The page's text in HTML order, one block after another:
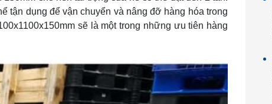
tận dụng để vận chuyển và nâng đỡ hàng hóa trong
sẽ là một trong những ưu tiên hàng